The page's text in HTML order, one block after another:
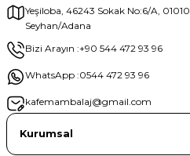
Yeşiloba, 46243 Sokak No:6/A, 01010
Seyhan/Adana
Bizi Arayın :+90 544 472 93 96
WhatsApp :0544 472 93 96
kafemambalaj@gmail.com
Kurumsal